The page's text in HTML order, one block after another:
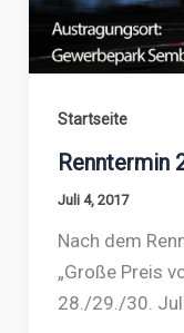
Startseite
Renntermin
Juli 4, 2017
Nach dem
„Große Preis
28./29./30.